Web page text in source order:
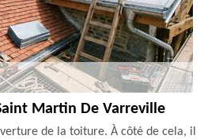
Martin De Varreville
de la toiture. À côté de cela, il